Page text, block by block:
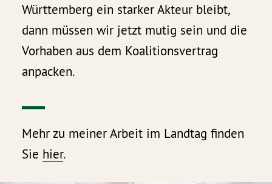
Württemberg ein starker Akteur bleibt,
dann müssen wir jetzt mutig sein und die
Vorhaben aus dem Koalitionsvertrag
anpacken.
Mehr zu meiner Arbeit im Landtag finden
Sie hier.